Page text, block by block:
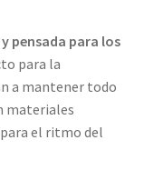
pensada para los
para la
a mantener todo
materiales
el ritmo del